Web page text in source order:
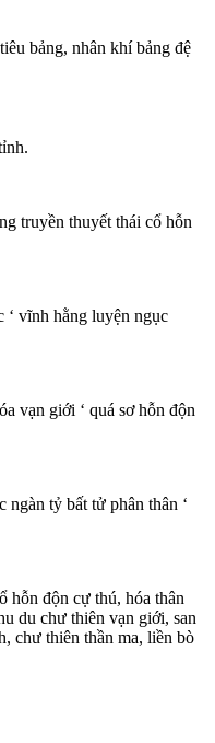
bảng, nhân khí bảng đệ
truyền thuyết thái cổ hỗn
‘ vĩnh hằng luyện ngục
vạn giới ‘ quá sơ hỗn độn
ngàn tỷ bất tử phân thân ‘
hỗn độn cự thú, hóa thân
du chư thiên vạn giới, san
chư thiên thần ma, liền bò